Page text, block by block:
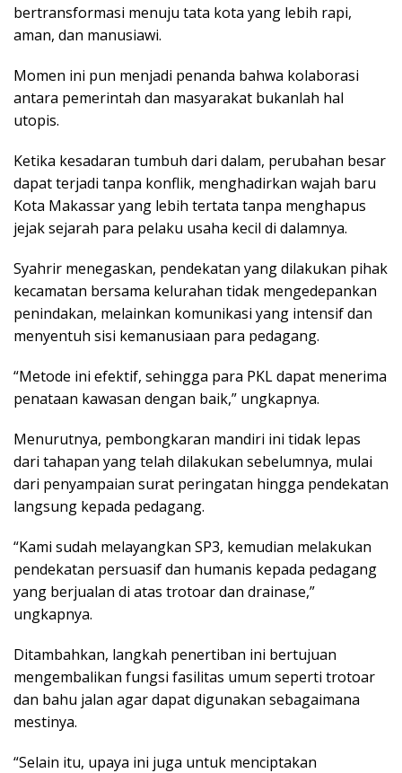
bertransformasi menuju tata kota yang lebih rapi,
aman, dan manusiawi.
Momen ini pun menjadi penanda bahwa kolaborasi
antara pemerintah dan masyarakat bukanlah hal
utopis.
Ketika kesadaran tumbuh dari dalam, perubahan besar
dapat terjadi tanpa konflik, menghadirkan wajah baru
Kota Makassar yang lebih tertata tanpa menghapus
jejak sejarah para pelaku usaha kecil di dalamnya.
Syahrir menegaskan, pendekatan yang dilakukan pihak
kecamatan bersama kelurahan tidak mengedepankan
penindakan, melainkan komunikasi yang intensif dan
menyentuh sisi kemanusiaan para pedagang.
“Metode ini efektif, sehingga para PKL dapat menerima
penataan kawasan dengan baik,” ungkapnya.
Menurutnya, pembongkaran mandiri ini tidak lepas
dari tahapan yang telah dilakukan sebelumnya, mulai
dari penyampaian surat peringatan hingga pendekatan
langsung kepada pedagang.
“Kami sudah melayangkan SP3, kemudian melakukan
pendekatan persuasif dan humanis kepada pedagang
yang berjualan di atas trotoar dan drainase,”
ungkapnya.
Ditambahkan, langkah penertiban ini bertujuan
mengembalikan fungsi fasilitas umum seperti trotoar
dan bahu jalan agar dapat digunakan sebagaimana
mestinya.
“Selain itu, upaya ini juga untuk menciptakan